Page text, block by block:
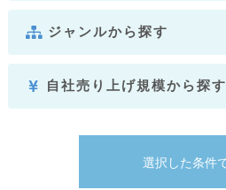
ジャンルから探す
自社売り上げ規模から探す